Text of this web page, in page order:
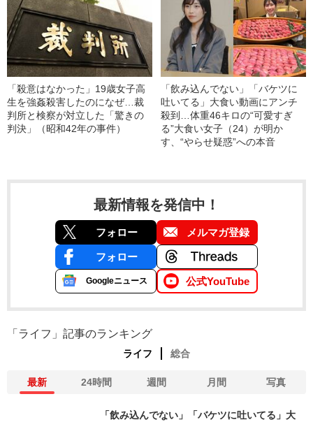
「殺意はなかった」19歳女子高
生を強姦殺害したのになぜ…裁
判所と検察が対立した「驚きの
判決」（昭和42年の事件）
「飲み込んでない」「バケツに
吐いてる」大食い動画にアンチ
殺到…体重46キロの“可愛すぎ
る”大食い女子（24）が明か
す、“やらせ疑惑”への本音
最新情報を発信中！
フォロー メルマガ登録
フォロー
Googleニュース 公式YouTube
「ライフ」記事のランキング
ライフ 総合
最新 24時間 週間 月間 写真
「飲み込んでない」「バケツに吐いてる」大